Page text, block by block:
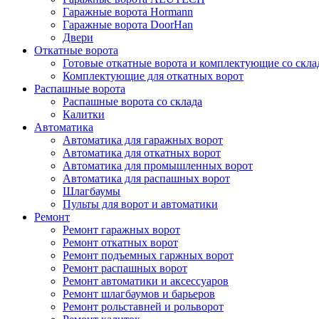
Гаражные ворота Hormann
Гаражные ворота DoorHan
Двери
Откатные ворота
Готовые откатные ворота и комплектующие со
Комплектующие для откатных ворот
Распашные ворота
Распашные ворота со склада
Калитки
Автоматика
Автоматика для гаражных ворот
Автоматика для откатных ворот
Автоматика для промышленных ворот
Автоматика для распашных ворот
Шлагбаумы
Пульты для ворот и автоматики
Ремонт
Ремонт гаражных ворот
Ремонт откатных ворот
Ремонт подъемных гаржных ворот
Ремонт распашных ворот
Ремонт автоматики и аксессуаров
Ремонт шлагбаумов и барьеров
Ремонт рольставней и рольворот